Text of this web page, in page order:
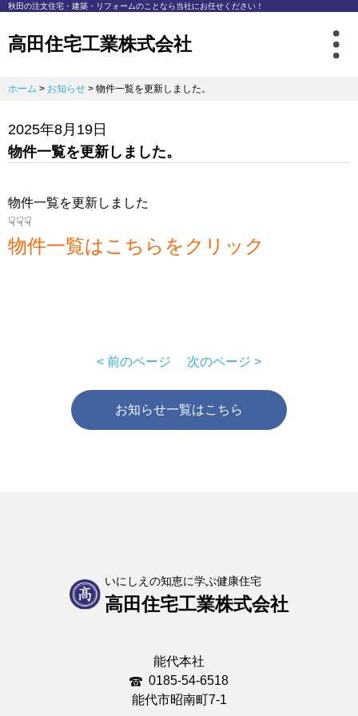
秋⽥の注⽂住宅・建築・リフォームのことなら当社にお任せください！
高田住宅工業株式会社
ホーム > お知らせ > 物件一覧を更新しました。
2025年8月19日
物件一覧を更新しました。
物件一覧を更新しました
☟☟☟
物件一覧はこちらをクリック
< 前のページ 次のページ >
お知らせ一覧はこちら
いにしえの知恵に学ぶ健康住宅
高田住宅工業株式会社
能代本社
0185-54-6518
能代市昭南町7-1